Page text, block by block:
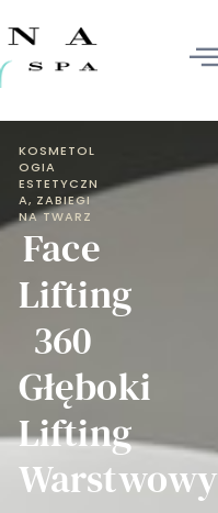
KOSMETOL
OGIA
ESTETYCZN
A, ZABIEGI
NA TWARZ
Face
Lifting
360
Głęboki
Lifting
Warstwowy